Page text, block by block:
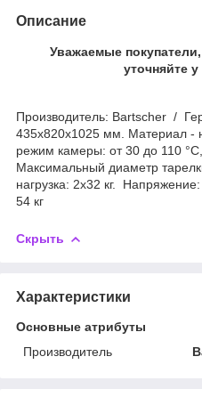
Описание
Уважаемые
уточняйте
Производитель: Bartscher /
435х820х1025 мм. Материал -
режим камеры: от 30 до 110
Максимальный диаметр
нагрузка: 2х32 кг.
54 кг
Скрыть
Характеристики
Основные атрибуты
Производитель